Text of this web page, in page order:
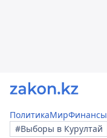
ПолитикаМирФинансы
#Выборы в Курултай